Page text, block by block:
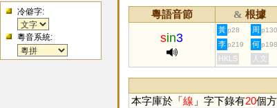
冷僻字:
粵音系統:
粵語音節 & 根據
sin3
黃 p28 周 p130
李 p219 何 p198
HKLS 人文
本字庫於「線 」字下錄有20個